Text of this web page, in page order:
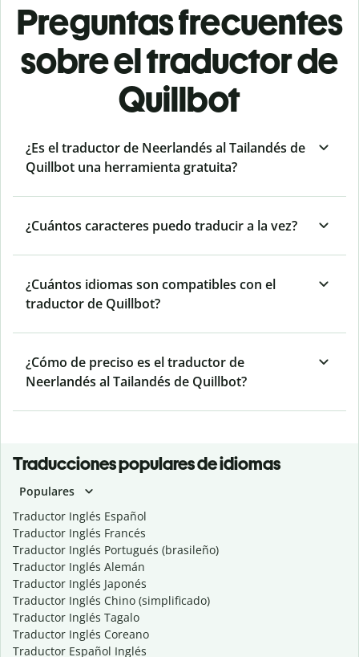
Preguntas frecuentes
sobre el traductor de
Quillbot
¿Es el traductor de Neerlandés al Tailandés de
Quillbot una herramienta gratuita?
¿Cuántos caracteres puedo traducir a la vez?
¿Cuántos idiomas son compatibles con el
traductor de Quillbot?
¿Cómo de preciso es el traductor de
Neerlandés al Tailandés de Quillbot?
Traducciones populares de idiomas
Populares
Traductor Inglés Español
Traductor Inglés Francés
Traductor Inglés Portugués (brasileño)
Traductor Inglés Alemán
Traductor Inglés Japonés
Traductor Inglés Chino (simplificado)
Traductor Inglés Tagalo
Traductor Inglés Coreano
Traductor Español Inglés